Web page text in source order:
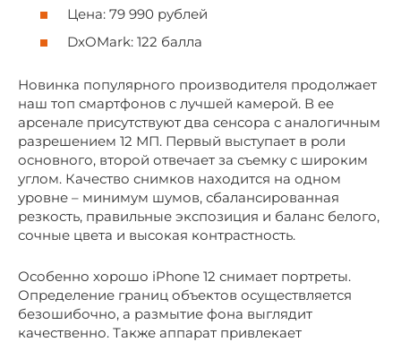
Цена: 79 990 рублей
DxOMark: 122 балла
Новинка популярного производителя продолжает
наш топ смартфонов с лучшей камерой. В ее
арсенале присутствуют два сенсора с аналогичным
разрешением 12 МП. Первый выступает в роли
основного, второй отвечает за съемку с широким
углом. Качество снимков находится на одном
уровне – минимум шумов, сбалансированная
резкость, правильные экспозиция и баланс белого,
сочные цвета и высокая контрастность.
Особенно хорошо iPhone 12 снимает портреты.
Определение границ объектов осуществляется
безошибочно, а размытие фона выглядит
качественно. Также аппарат привлекает